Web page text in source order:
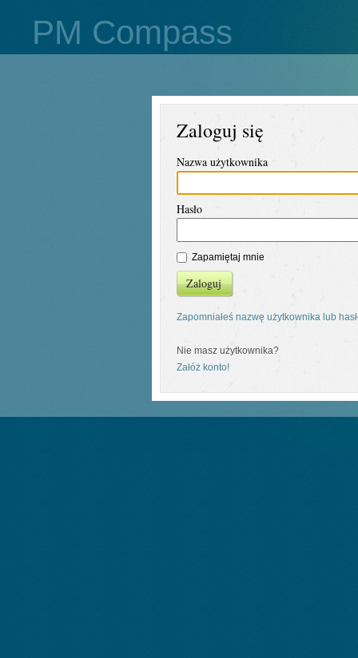
PM Compass
Zaloguj się
Nazwa użytkownika
Hasło
Zapamiętaj mnie
Zaloguj
Zapomniałeś nazwę użytkownika lub
Nie masz użytkownika?
Załóż konto!